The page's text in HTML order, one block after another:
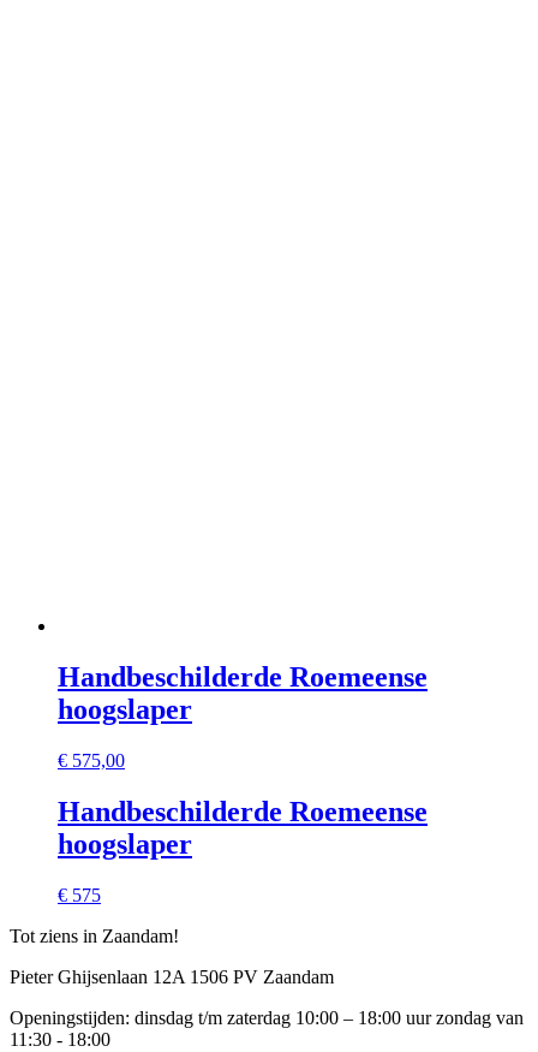
Handbeschilderde Roemeense
hoogslaper
€ 575,00
Handbeschilderde Roemeense
hoogslaper
€ 575
Tot ziens in Zaandam!
Pieter Ghijsenlaan 12A 1506 PV Zaandam
Openingstijden: dinsdag t/m zaterdag 10:00 – 18:00 uur zondag van
11:30 - 18:00